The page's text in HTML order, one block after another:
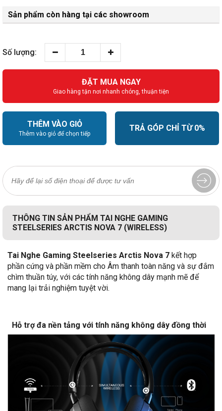
Sản phẩm còn hàng tại các showroom
Số lượng:
ĐẶT MUA NGAY
Giao hàng tận nơi nhanh chóng, thuận tiện
THÊM VÀO GIỎ
Thêm vào giỏ để chọn tiếp
TRẢ GÓP CHỈ TỪ 0%
THÔNG TIN SẢN PHẨM TAI NGHE GAMING
STEELSERIES ARCTIS NOVA 7 (WIRELESS)
Tai Nghe Gaming Steelseries Arctis Nova 7 kết hợp
phần cứng và phần mềm cho Âm thanh toàn năng và sự đắm
chìm thuần túy, với các tính năng không dây mạnh mẽ để
mang lại trải nghiệm tuyệt vời.
Hỗ trợ đa nền tảng với tính năng không dây đồng thời